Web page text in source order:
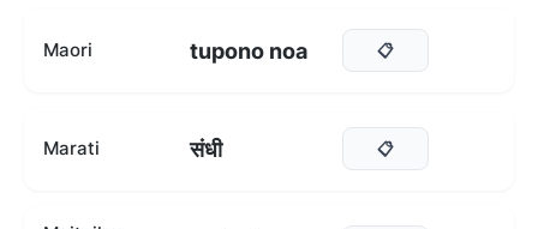
Maori tupono noa 📋
Marati संधी 📋